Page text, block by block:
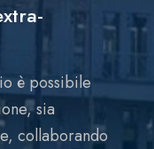
è possibile
sia
collaborando